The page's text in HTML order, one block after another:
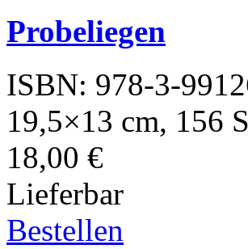
Probeliegen
ISBN: 978-3-
19,5×13 cm, 156
18,00 €
Lieferbar
Bestellen